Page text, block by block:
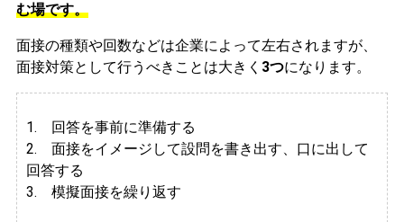
む場です。
面接の種類や回数などは企業によって左右されますが、
面接対策として行うべきことは大きく 3つになります。
1. 回答を事前に準備する
2. 面接をイメージして設問を書き出す、口に出して
回答する
3. 模擬面接を繰り返す